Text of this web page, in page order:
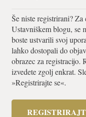
Še niste registrirani?
Ustavniškem blogu, se
boste ustvarili svoj
lahko dostopali do
obrazec za registracijo.
izvedete zgolj enkrat.
»Registrirajte se«.